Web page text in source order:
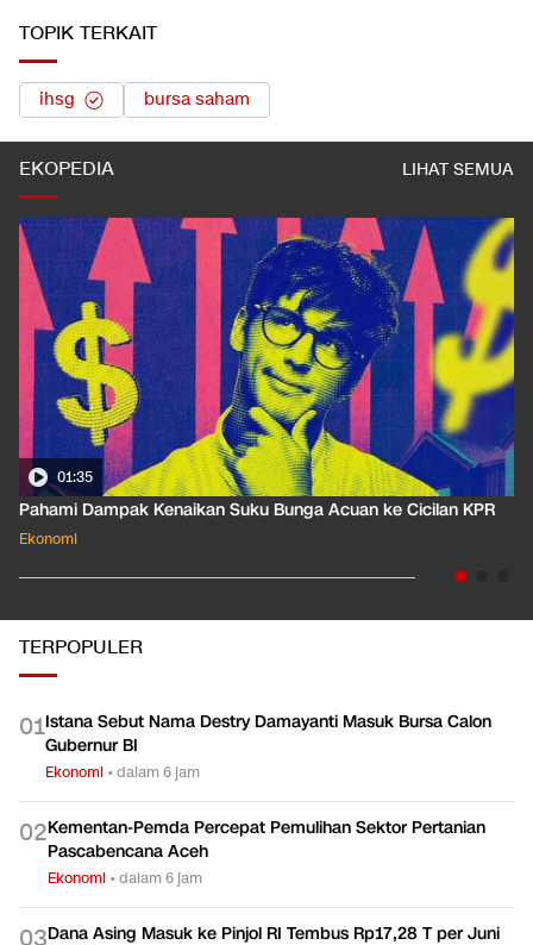
TOPIK TERKAIT
ihsg bursa saham
EKOPEDIA LIHAT SEMUA
01:35
Pahami Dampak Kenaikan Suku Bunga Acuan ke Cicilan KPR
Ekonomi
TERPOPULER
01Istana Sebut Nama Destry Damayanti Masuk Bursa Calon
Gubernur BI
Ekonomi •dalam 6 jam
02Kementan-Pemda Percepat Pemulihan Sektor Pertanian
Pascabencana Aceh
Ekonomi •dalam 6 jam
Dana Asing Masuk ke Pinjol RI Tembus Rp17,28 T per Juni